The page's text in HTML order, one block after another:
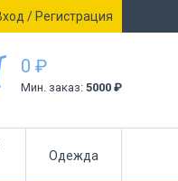
/ Регистрация
0 ₽
Мин. заказ: 5000 ₽
Одежда